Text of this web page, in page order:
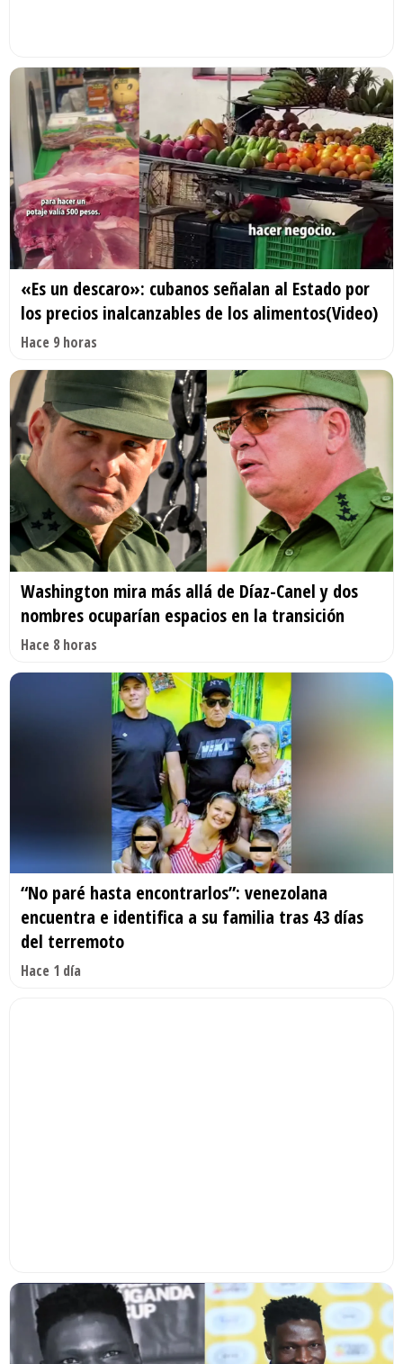
«Es un descaro»: cubanos señalan al Estado por
los precios inalcanzables de los alimentos(Video)
Hace 9 horas
Washington mira más allá de Díaz-Canel y dos
nombres ocuparían espacios en la transición
Hace 8 horas
“No paré hasta encontrarlos”: venezolana
encuentra e identifica a su familia tras 43 días
del terremoto
Hace 1 día